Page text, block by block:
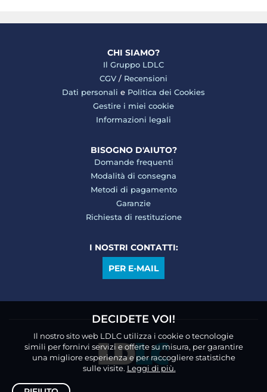
DECIDETE VOI!
Il nostro sito web LDLC utilizza i cookie o tecnologie
simili per fornirvi servizi e offerte su misura, per garantire
una migliore esperienza e per raccogliere statistiche
sulle visite. Leggi di più.
CHI SIAMO?
Il Gruppo LDLC
CGV / Recensioni
Dati personali e Politica dei Cookies
Gestire i miei cookie
Informazioni legali
BISOGNO D'AIUTO?
Domande frequenti
Modalità di consegna
Metodi di pagamento
Garanzie
Richiesta di restituzione
I NOSTRI CONTATTI:
PER E-MAIL